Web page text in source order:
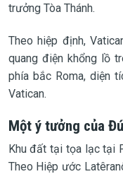
trưởng Tòa Thánh.
Theo hiệp định,
quang điện khổng lồ
phía bắc Roma, diện
Vatican.
Một ý tưởng của
Khu đất tại tọa lạc tại
Theo Hiệp ước